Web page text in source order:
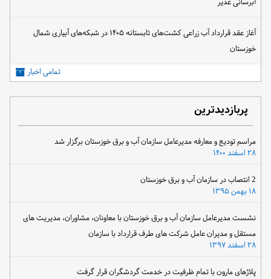
آغاز عقد قرارداد آب زراعی کشت‌های تابستانه ۱۴۰۵ در شبکه‌های آبیاری شمال
خوزستان
تمامی اخبار
پربازدیدترین
مراسم تودیع و معارفه مدیرعامل سازمان آب و برق خوزستان برگزار شد
۲۸ اسفند ۱۴۰۰
۱۸ بهمن ۱۳۹۵
نشست مدیرعامل سازمان آب و برق خوزستان با معاونان، مشاوران، مدیریت های
مستقل و مدیران عامل شرکت های طرف قرارداد با سازمان
۲۸ اسفند ۱۳۹۷
پلاژهای مارون با تمام ظرفیت در خدمت گردشگران قرار گرفت